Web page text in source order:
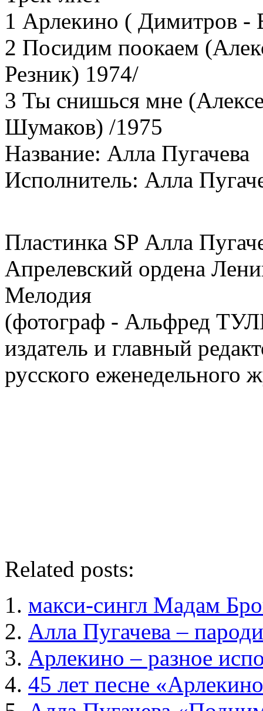
1 Арлекино ( Димитров -
2 Посидим поокаем
Резник) 1974/
3 Ты снишься мне
Шумаков) /1975
Название: Алла Пугачева
Исполнитель: Алла
Пластинка SP Алла
Апрелевский ордена
Мелодия
(фотограф - Альфред
издатель и главный
русского еженедельного
Related posts:
макси-сингл Мадам
Алла Пугачева –
Арлекино – разное
45 лет песне